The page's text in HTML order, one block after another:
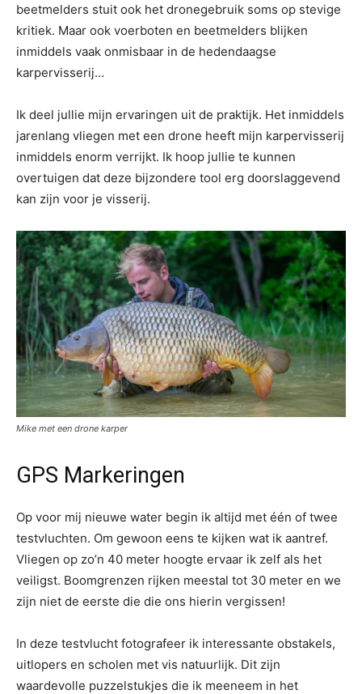
beetmelders stuit ook het dronegebruik soms op stevige
kritiek. Maar ook voerboten en beetmelders blijken
inmiddels vaak onmisbaar in de hedendaagse
karpervisserij…
Ik deel jullie mijn ervaringen uit de praktijk. Het inmiddels
jarenlang vliegen met een drone heeft mijn karpervisserij
inmiddels enorm verrijkt. Ik hoop jullie te kunnen
overtuigen dat deze bijzondere tool erg doorslaggevend
kan zijn voor je visserij.
Mike met een drone karper
GPS Markeringen
Op voor mij nieuwe water begin ik altijd met één of twee
testvluchten. Om gewoon eens te kijken wat ik aantref.
Vliegen op zo’n 40 meter hoogte ervaar ik zelf als het
veiligst. Boomgrenzen rijken meestal tot 30 meter en we
zijn niet de eerste die die ons hierin vergissen!
In deze testvlucht fotografeer ik interessante obstakels,
uitlopers en scholen met vis natuurlijk. Dit zijn
waardevolle puzzelstukjes die ik meeneem in het